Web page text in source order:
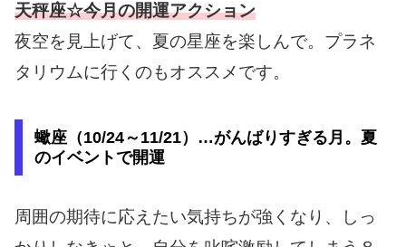
天秤座☆今月の開運アクション
夜空を見上げて、夏の星座を楽しんで。プラネ
タリウムに行くのもオススメです。
蠍座（10/24～11/21）…がんばりすぎる月。夏
のイベントで開運
周囲の期待に応えたい気持ちが強くなり、しっ